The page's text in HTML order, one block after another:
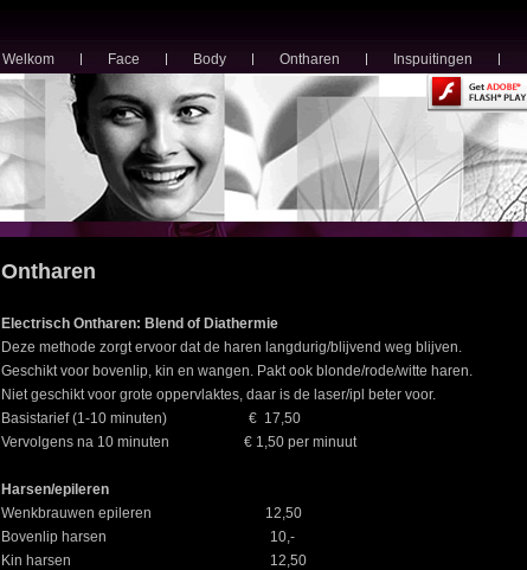
Welkom Face Body Ontharen Inspuitingen
Ontharen
Electrisch Ontharen: Blend of Diathermie
Deze methode zorgt ervoor dat de haren langdurig/blijvend weg blijven.
Geschikt voor bovenlip, kin en wangen. Pakt ook blonde/rode/witte haren.
Niet geschikt voor grote oppervlaktes, daar is de laser/ipl beter voor.
Basistarief (1-10 minuten) € 17,50
Vervolgens na 10 minuten € 1,50 per minuut
Harsen/epileren
Wenkbrauwen epileren 12,50
Bovenlip harsen 10,-
Kin harsen 12,50